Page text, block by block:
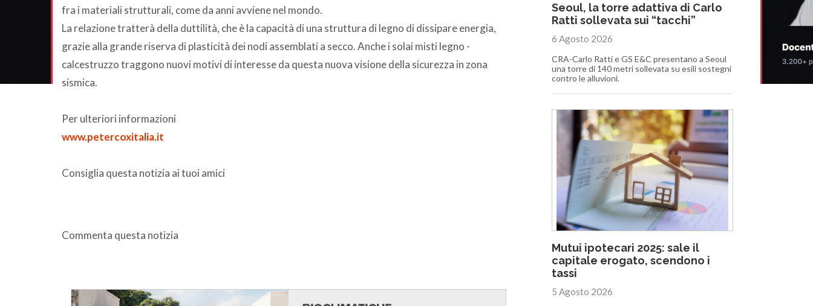
fra i materiali strutturali, come da anni avviene nel mondo.
La relazione tratterà della duttilità, che è la capacità di una struttura di legno di dissipare energia,
grazie alla grande riserva di plasticità dei nodi assemblati a secco. Anche i solai misti legno -
calcestruzzo traggono nuovi motivi di interesse da questa nuova visione della sicurezza in zona
sismica.
Per ulteriori informazioni
www.petercoxitalia.it
Consiglia questa notizia ai tuoi amici
Commenta questa notizia
Seoul, la torre adattiva di Carlo
Ratti sollevata sui “tacchi”
6 Agosto 2026
CRA-Carlo Ratti e GS E&C presentano a Seoul
una torre di 140 metri sollevata su esili sostegni
contro le alluvioni.
Mutui ipotecari 2025: sale il
capitale erogato, scendono i
tassi
5 Agosto 2026